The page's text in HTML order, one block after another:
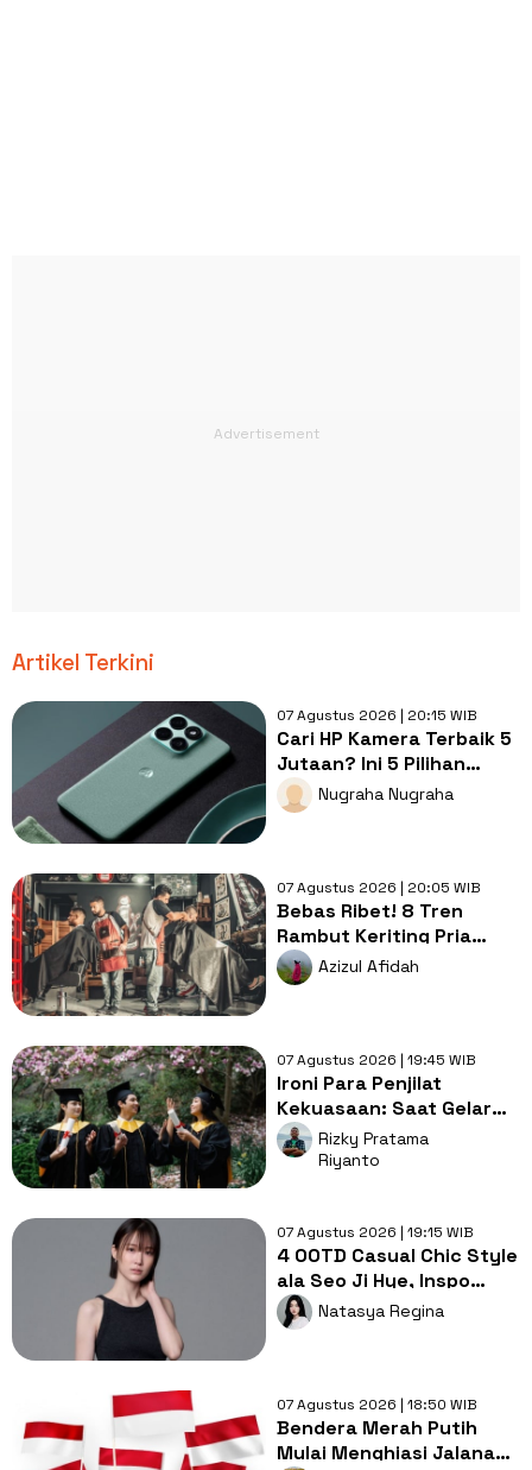
Artikel Terkini
07 Agustus 2026 | 20:15 WIB
Cari HP Kamera Terbaik 5
Jutaan? Ini 5 Pilihan
dengan Foto Paling Tajam
Nugraha Nugraha
07 Agustus 2026 | 20:05 WIB
Bebas Ribet! 8 Tren
Rambut Keriting Pria
untuk Wajah Kotak yang
Gampang Ditata
Azizul Afidah
07 Agustus 2026 | 19:45 WIB
Ironi Para Penjilat
Kekuasaan: Saat Gelar
Akademis Kalah oleh
Mental ABS
Rizky Pratama
Riyanto
07 Agustus 2026 | 19:15 WIB
4 OOTD Casual Chic Style
ala Seo Ji Hye, Inspo
Gaya Ngampus Sampai
Ngantor!
Natasya Regina
07 Agustus 2026 | 18:50 WIB
Bendera Merah Putih
Mulai Menghiasi Jalanan,